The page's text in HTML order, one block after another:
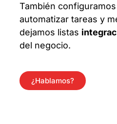
También configuramos
automatizar tareas y
dejamos listas
del negocio.
¿Hablamos?